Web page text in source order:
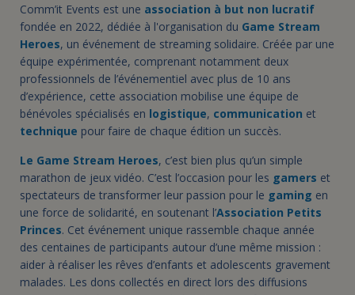
Comm’it Events est une association à but non lucratif
fondée en 2022, dédiée à l'organisation du Game Stream
Heroes, un événement de streaming solidaire. Créée par une
équipe expérimentée, comprenant notamment deux
professionnels de l’événementiel avec plus de 10 ans
d’expérience, cette association mobilise une équipe de
bénévoles spécialisés en logistique, communication et
technique pour faire de chaque édition un succès.
Le Game Stream Heroes, c’est bien plus qu’un simple
marathon de jeux vidéo. C’est l’occasion pour les gamers et
spectateurs de transformer leur passion pour le gaming en
une force de solidarité, en soutenant l’Association Petits
Princes. Cet événement unique rassemble chaque année
des centaines de participants autour d’une même mission :
aider à réaliser les rêves d’enfants et adolescents gravement
malades. Les dons collectés en direct lors des diffusions